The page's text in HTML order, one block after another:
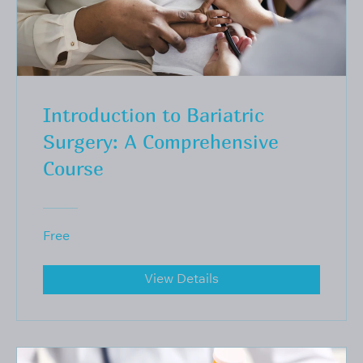
Introduction to Bariatric
Surgery: A Comprehensive
Course
Free
View Details